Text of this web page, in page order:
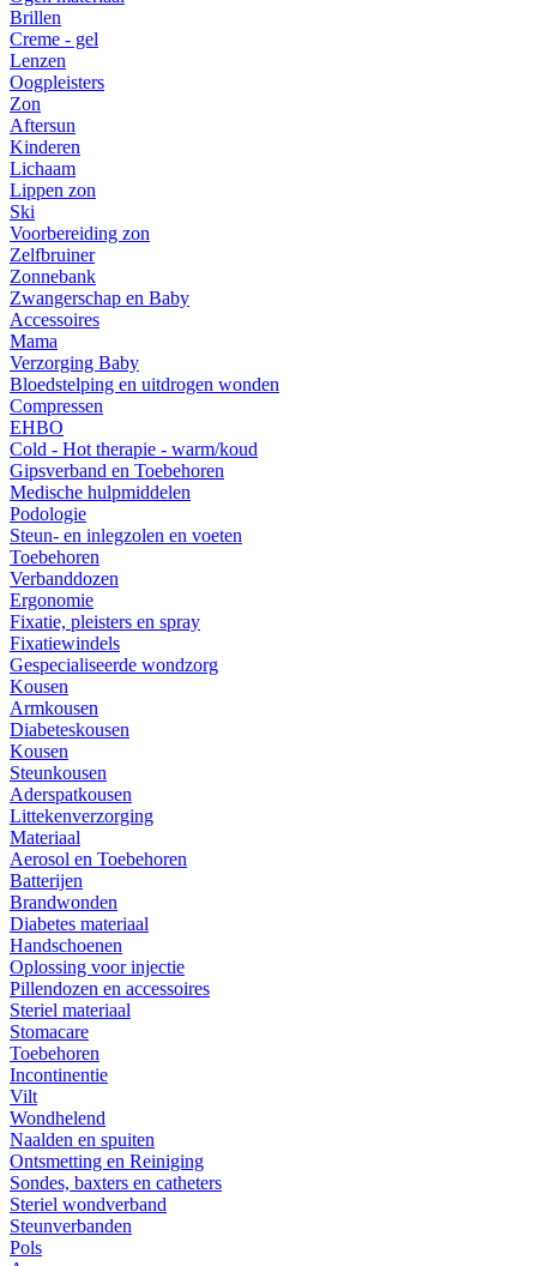
Brillen
Creme - gel
Lenzen
Oogpleisters
Zon
Aftersun
Kinderen
Lichaam
Lippen zon
Ski
Voorbereiding zon
Zelfbruiner
Zonnebank
Zwangerschap en Baby
Accessoires
Mama
Verzorging Baby
Bloedstelping en uitdrogen wonden
Compressen
EHBO
Cold - Hot therapie - warm/koud
Gipsverband en Toebehoren
Medische hulpmiddelen
Podologie
Steun- en inlegzolen en voeten
Toebehoren
Verbanddozen
Ergonomie
Fixatie, pleisters en spray
Fixatiewindels
Gespecialiseerde wondzorg
Kousen
Armkousen
Diabeteskousen
Kousen
Steunkousen
Aderspatkousen
Littekenverzorging
Materiaal
Aerosol en Toebehoren
Batterijen
Brandwonden
Diabetes materiaal
Handschoenen
Oplossing voor injectie
Pillendozen en accessoires
Steriel materiaal
Stomacare
Toebehoren
Incontinentie
Vilt
Wondhelend
Naalden en spuiten
Ontsmetting en Reiniging
Sondes, baxters en catheters
Steriel wondverband
Steunverbanden
Pols